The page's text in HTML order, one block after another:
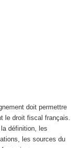
doit permettre
le droit fiscal français.
définition, les
les sources du